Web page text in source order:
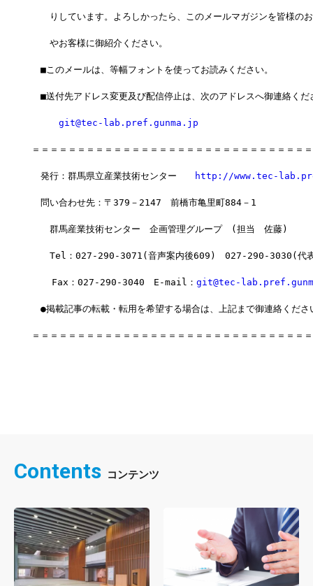
りしています。よろしかったら、このメールマガジンを皆様の
やお客様に御紹介ください。
■このメールは、等幅フォントを使ってお読みください。
■送付先アドレス変更及び配信停止は、次のアドレスへ御連絡くだ
git@tec-lab.pref.gunma.jp
＝＝＝＝＝＝＝＝＝＝＝＝＝＝＝＝＝＝＝＝＝＝＝＝＝＝＝＝＝＝
発行：群馬県立産業技術センター http://www.tec-
問い合わせ先：〒379－2147　前橋市亀里町884－1
群馬産業技術センター　企画管理グループ　(担当　佐藤)
Tel：027-290-3071(音声案内後609)　027-290-3030(代
  　Fax：027-290-3040　E-mail：
git@tec-
●掲載記事の転載・転用を希望する場合は、上記まで御連絡くださ
＝＝＝＝＝＝＝＝＝＝＝＝＝＝＝＝＝＝＝＝＝＝＝＝＝＝＝＝＝＝
Contents